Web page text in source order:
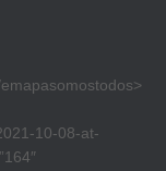
10-08-at-